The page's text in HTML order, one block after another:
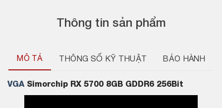
Thông tin sản phẩm
MÔ TẢ THÔNG SỐ KỸ THUẬT BẢO HÀNH
VGA Simorchip RX 5700 8GB GDDR6 256Bit